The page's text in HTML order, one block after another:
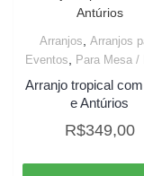
Arranjos,Arranjos
Eventos, Para Mesa /
Arranjo tropical
e Antúrios
R$349,00